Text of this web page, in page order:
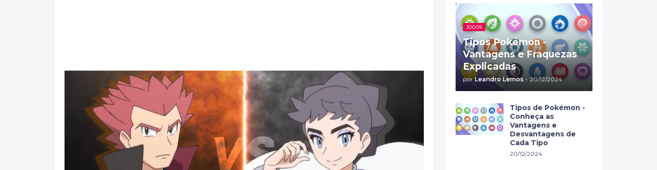
JOGOS
Tipos Pokémon -
Vantagens e Fraquezas
Explicadas
por Leandro Lemos - 20/12/2024
Tipos de Pokémon -
Conheça as
Vantagens e
Desvantagens de
Cada Tipo
20/12/2024